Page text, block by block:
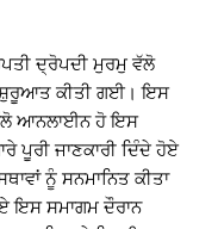
ਦ੍ਰੋਪਦੀ ਮੁਰਮੁ ਵੱਲੋ
ਸ਼ੁਰੂਆਤ ਕੀਤੀ ਗਈ। ਇਸ
ਆਨਲਾਈਨ ਹੋ ਇਸ
ਪੂਰੀ ਜਾਣਕਾਰੀ ਦਿੰਦੇ ਹੋਏ
ਨੂੰ ਸਨਮਾਨਿਤ ਕੀਤਾ
ਇਸ ਸਮਾਗਮ ਦੌਰਾਨ